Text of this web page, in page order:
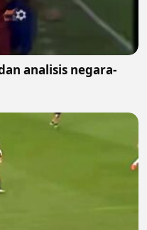
analisis negara-